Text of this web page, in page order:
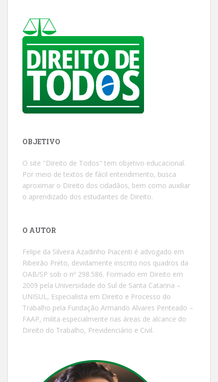
OBJETIVO
O site "Direito de Todos" tem objetivo educacional.
Por meio de textos de fácil entendimento, busca
aproximar o Direito dos cidadãos, bem como auxiliar
o aprendizado dos estudantes de Direito.
O AUTOR
Felipe da Silveira Azadinho Piacenti é advogado em
Ribeirão Preto, devidamente inscrito nos quadros da
OAB/SP sob o nº 298.586. Formado em Direito em
2009 pela Universidade do Sul de Santa Catarina –
UNISUL, Especialista em Direito e Processo do
Trabalho pela Fundação Armando Alvares Penteado –
FAAP, milita especialmente nas áreas de alcance do
Direito do Trabalho, Previdenciário e Civil.